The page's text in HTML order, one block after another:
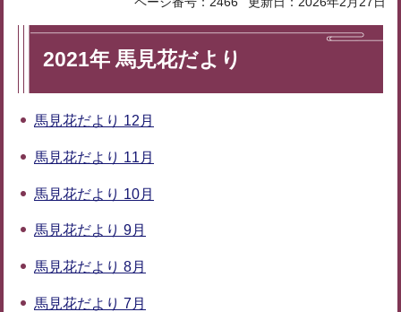
2021年 馬見花だより
馬見花だより 12月
馬見花だより 11月
馬見花だより 10月
馬見花だより 9月
馬見花だより 8月
馬見花だより 7月